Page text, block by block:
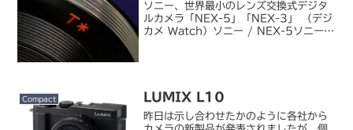
ソニー、世界最小のレンズ交換式デジタ
ルカメラ「NEX-5」「NEX-3」 （デジ
カメ Watch）ソニー / NEX-5ソニーの
Compact LUMIX L10
昨日は示し合わせたかのように各社から